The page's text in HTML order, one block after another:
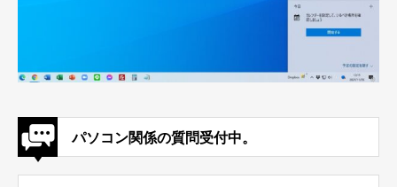
パソコン関係の質問受付中。